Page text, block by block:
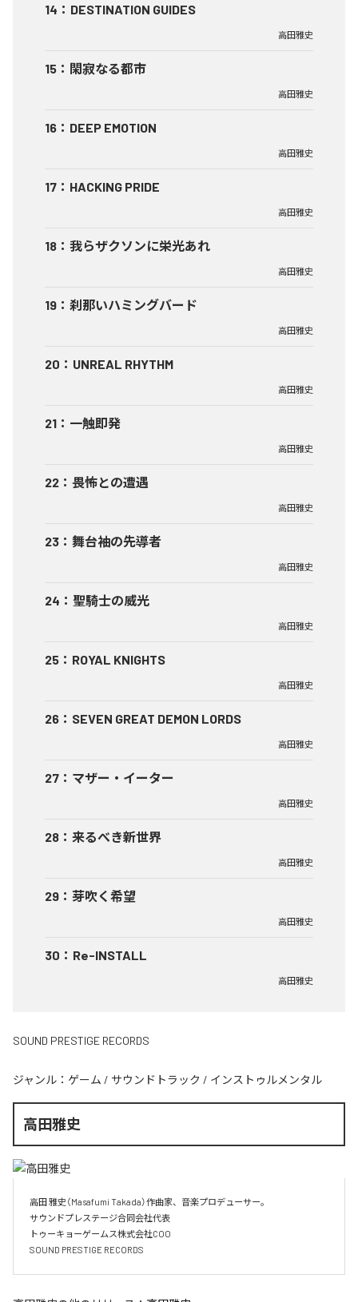
14 ： DESTINATION GUIDES
高田雅史
15 ： 閑寂なる都市
高田雅史
16 ： DEEP EMOTION
高田雅史
17 ： HACKING PRIDE
高田雅史
18 ： 我らザクソンに栄光あれ
高田雅史
19 ： 刹那いハミングバード
高田雅史
20 ： UNREAL RHYTHM
高田雅史
21 ： 一触即発
高田雅史
22 ： 畏怖との遭遇
高田雅史
23 ： 舞台袖の先導者
高田雅史
24 ： 聖騎士の威光
高田雅史
25 ： ROYAL KNIGHTS
高田雅史
26 ： SEVEN GREAT DEMON LORDS
高田雅史
27 ： マザー・イーター
高田雅史
28 ： 来るべき新世界
高田雅史
29 ： 芽吹く希望
高田雅史
30 ： Re-INSTALL
高田雅史
SOUND PRESTIGE RECORDS
ジャンル： ゲーム / サウンドトラック / インストゥルメンタル
高田雅史
高田 雅史（Masafumi Takada）作曲家、音楽プロデューサー。
サウンドプレステージ合同会社代表
トゥーキョーゲームス株式会社COO
SOUND PRESTIGE RECORDS